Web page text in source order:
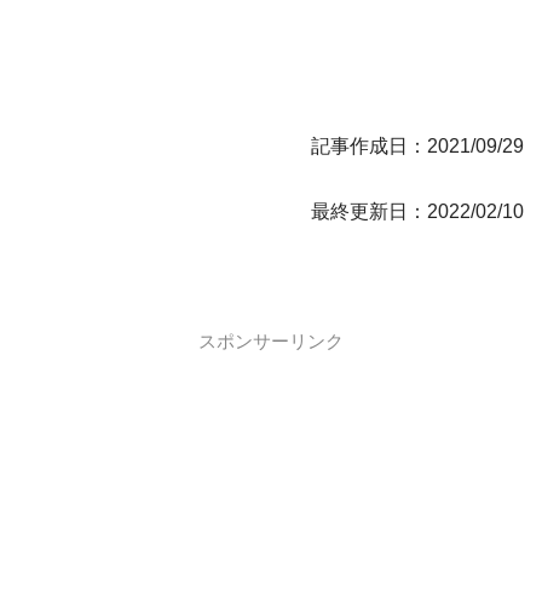
記事作成日：2021/09/29
最終更新日：2022/02/10
スポンサーリンク